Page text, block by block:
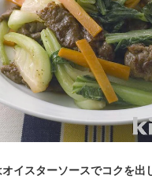
イスターソースでコクを出